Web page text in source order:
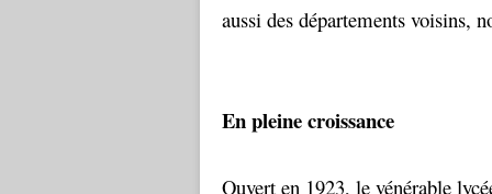
aussi des départements voisins,
En pleine croissance
Ouvert en 1923, le vénérable